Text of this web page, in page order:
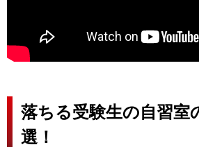
落ちる受験生の自習室
選！